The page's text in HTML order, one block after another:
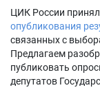
ЦИК России
опубликования
связанных с
Предлагаем
публиковать
депутатов